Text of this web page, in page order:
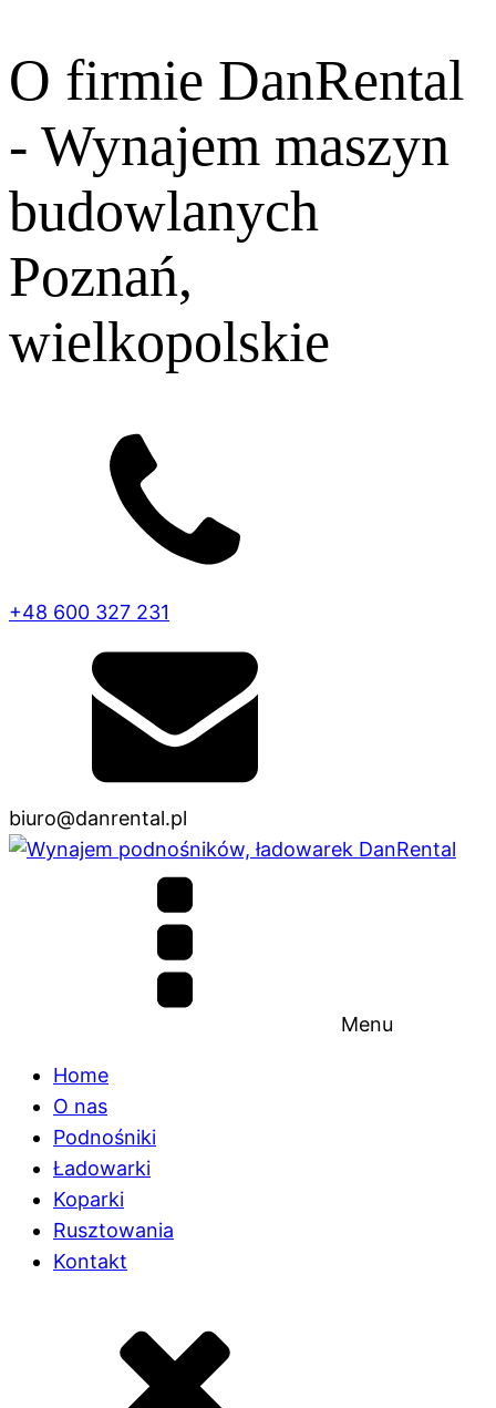
O firmie DanRental
- Wynajem maszyn
budowlanych
Poznań,
wielkopolskie
+48 600 327 231
biuro@danrental.pl
Menu
Home
O nas
Podnośniki
Ładowarki
Koparki
Rusztowania
Kontakt